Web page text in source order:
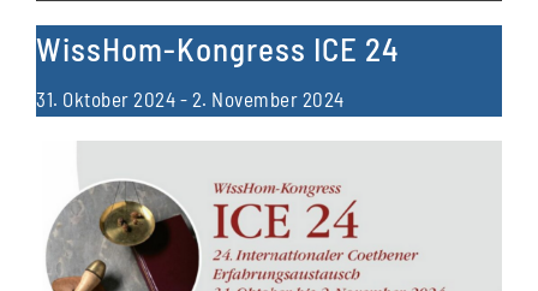
WissHom-Kongress ICE 24
31. Oktober 2024 - 2. November 2024